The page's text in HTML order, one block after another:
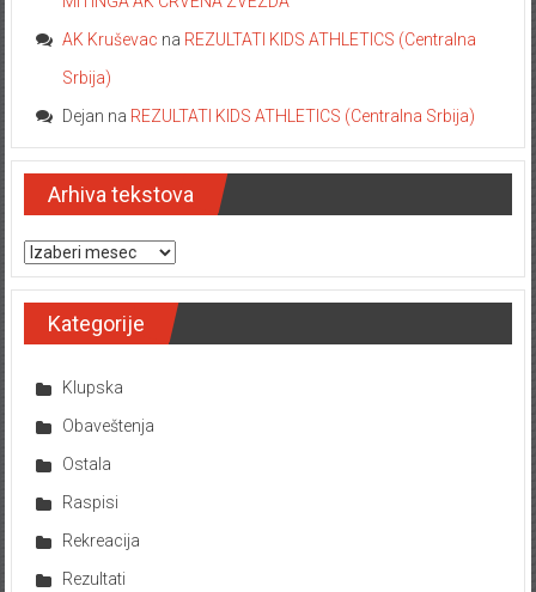
AK Kruševac na REZULTATI KIDS ATHLETICS (Centralna
Srbija)
Dejan na REZULTATI KIDS ATHLETICS (Centralna Srbija)
Arhiva tekstova
Arhiva tekstova
Kategorije
Klupska
Obaveštenja
Ostala
Raspisi
Rekreacija
Rezultati